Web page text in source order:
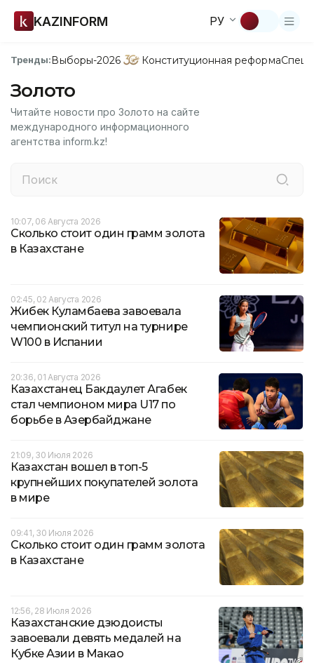
KAZINFORM РУ
Тренды:Выборы-2026 Конституционная реформа
Золото
Читайте новости про Золото на сайте
международного информационного
агентства inform.kz!
10:07, 06 Августа 2026
Сколько стоит один грамм золота
в Казахстане
02:45, 02 Августа 2026
Жибек Куламбаева завоевала
чемпионский титул на турнире
W100 в Испании
20:36, 01 Августа 2026
Казахстанец Бакдаулет Агабек
стал чемпионом мира U17 по
борьбе в Азербайджане
21:09, 30 Июля 2026
Казахстан вошел в топ-5
крупнейших покупателей золота
в мире
09:41, 30 Июля 2026
Сколько стоит один грамм золота
в Казахстане
12:56, 28 Июля 2026
Казахстанские дзюдоисты
завоевали девять медалей на
Кубке Азии в Макао